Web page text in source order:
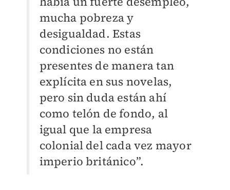
mucha pobreza y
desigualdad. Estas
condiciones no están
presentes de manera tan
explícita en sus novelas,
pero sin duda están ahí
como telón de fondo, al
igual que la empresa
colonial del cada vez mayor
imperio británico”.